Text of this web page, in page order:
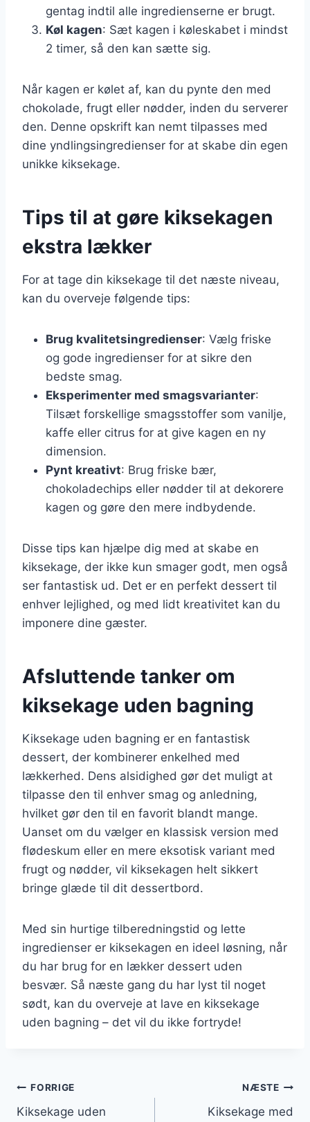
gentag indtil alle ingredienserne er brugt.
Køl kagen: Sæt kagen i køleskabet i mindst
2 timer, så den kan sætte sig.
Når kagen er kølet af, kan du pynte den med
chokolade, frugt eller nødder, inden du serverer
den. Denne opskrift kan nemt tilpasses med
dine yndlingsingredienser for at skabe din egen
unikke kiksekage.
Tips til at gøre kiksekagen
ekstra lækker
For at tage din kiksekage til det næste niveau,
kan du overveje følgende tips:
Brug kvalitetsingredienser: Vælg friske
og gode ingredienser for at sikre den
bedste smag.
Eksperimenter med smagsvarianter:
Tilsæt forskellige smagsstoffer som vanilje,
kaffe eller citrus for at give kagen en ny
dimension.
Pynt kreativt: Brug friske bær,
chokoladechips eller nødder til at dekorere
kagen og gøre den mere indbydende.
Disse tips kan hjælpe dig med at skabe en
kiksekage, der ikke kun smager godt, men også
ser fantastisk ud. Det er en perfekt dessert til
enhver lejlighed, og med lidt kreativitet kan du
imponere dine gæster.
Afsluttende tanker om
kiksekage uden bagning
Kiksekage uden bagning er en fantastisk
dessert, der kombinerer enkelhed med
lækkerhed. Dens alsidighed gør det muligt at
tilpasse den til enhver smag og anledning,
hvilket gør den til en favorit blandt mange.
Uanset om du vælger en klassisk version med
flødeskum eller en mere eksotisk variant med
frugt og nødder, vil kiksekagen helt sikkert
bringe glæde til dit dessertbord.
Med sin hurtige tilberedningstid og lette
ingredienser er kiksekagen en ideel løsning, når
du har brug for en lækker dessert uden
besvær. Så næste gang du har lyst til noget
sødt, kan du overveje at lave en kiksekage
uden bagning – det vil du ikke fortryde!
Indlægsnavigation
FORRIGE
Kiksekage uden
NÆSTE
Kiksekage med